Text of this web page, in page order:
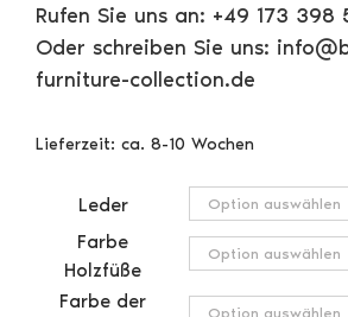
Rufen Sie uns an: +49 173 398
Oder schreiben Sie uns:
furniture-collection.de
Lieferzeit: ca. 8-10 Wochen
Leder
Farbe
Holzfüße
Farbe der